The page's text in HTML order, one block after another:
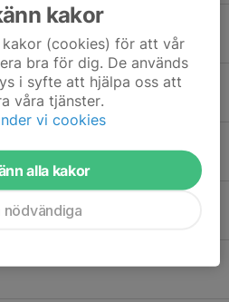
4
kakor
kakor (cookies) för att vår
bra för dig. De används
i syfte att hjälpa oss att
våra tjänster.
vi cookies
alla kakor
nödvändiga